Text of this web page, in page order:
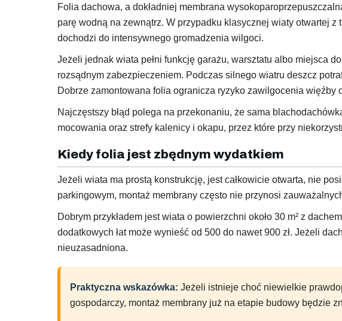
Folia dachowa, a dokładniej membrana
parę wodną na zewnątrz. W przypadku klasycznej wiaty otwartej
dochodzi do intensywnego gromadzenia wilgoci.
Jeżeli jednak wiata pełni funkcję garażu, warsztatu albo miejsca
rozsądnym zabezpieczeniem. Podczas silnego wiatru deszcz
Dobrze zamontowana folia ogranicza ryzyko zawilgocenia więźby
Najczęstszy błąd polega na przekonaniu, że sama
mocowania oraz strefy kalenicy i okapu, przez które przy
Kiedy folia jest zbędnym wydatkiem
Jeżeli wiata ma prostą konstrukcję, jest całkowicie otwarta, nie
parkingowym, montaż membrany często nie przynosi
Dobrym przykładem jest wiata o powierzchni około 30 m² z
dodatkowych łat może wynieść od 500 do nawet 900 zł. Jeżeli
nieuzasadniona.
Praktyczna wskazówka: Jeżeli istnieje choć niewielkie
gospodarczy, montaż membrany już na etapie budowy będzie